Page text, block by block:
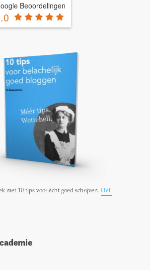
Beoordelingen
met 10 tips voor écht goed schrijven. Hell